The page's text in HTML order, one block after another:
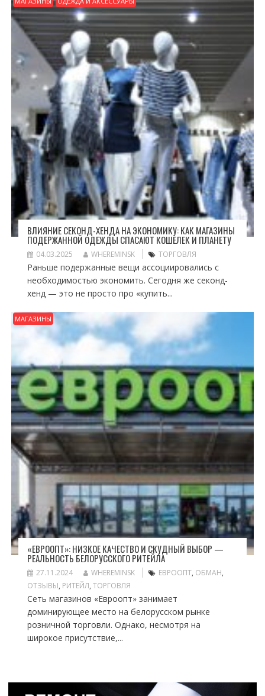
ВЛИЯНИЕ СЕКОНД-ХЕНДА НА ЭКОНОМИКУ: КАК МАГАЗИНЫ
ПОДЕРЖАННОЙ ОДЕЖДЫ СПАСАЮТ КОШЕЛЕК И ПЛАНЕТУ
04.03.2025 WHEREMINSK ТОРГОВЛЯ
Раньше подержанные вещи ассоциировались с
необходимостью экономить. Сегодня же секонд-
хенд — это не просто про «купить...
МАГАЗИНЫ
«ЕВРООПТ»: НИЗКОЕ КАЧЕСТВО И СКУДНЫЙ ВЫБОР —
РЕАЛЬНОСТЬ БЕЛОРУССКОГО РИТЕЙЛА
27.11.2024 WHEREMINSK ЕВРООПТ, ОБМАН,
ОТЗЫВЫ, РИТЕЙЛ, ТОРГОВЛЯ
Сеть магазинов «Евроопт» занимает
доминирующее место на белорусском рынке
розничной торговли. Однако, несмотря на
широкое присутствие,...